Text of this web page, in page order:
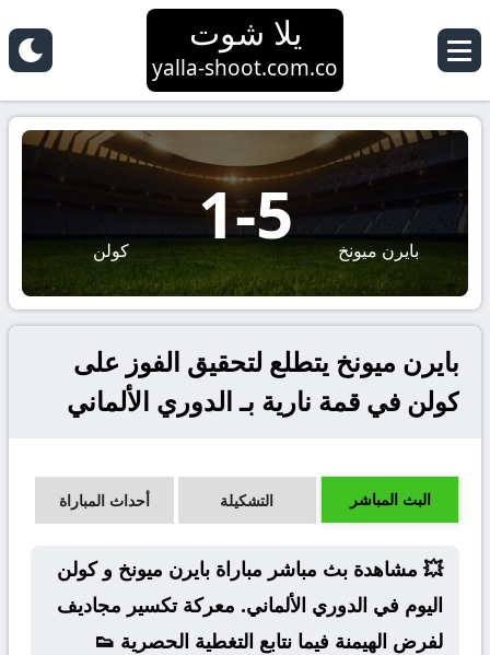
يلا شوت
yalla-shoot.com.co
بايرن ميونخ 5
-
1 كولن
بايرن ميونخ يتطلع لتحقيق الفوز على
كولن في قمة نارية بـ الدوري الألماني
البث المباشر التشكيلة أحداث المباراة
💥 مشاهدة بث مباشر مباراة بايرن ميونخ و كولن
اليوم في الدوري الألماني. معركة تكسير مجاديف
لفرض الهيمنة فيما نتابع التغطية الحصرية 👟